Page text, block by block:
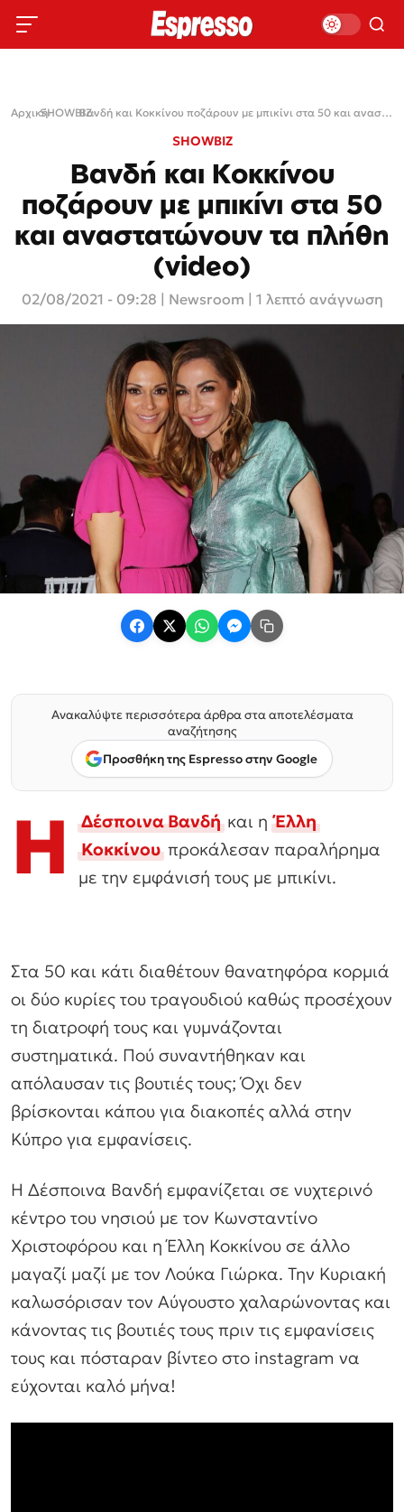
Αρχική›
SHOWBIZ› Βανδή και Κοκκίνου ποζάρουν με μπικίνι στα 50 και αναστατώνουν τα πλήθη (video)
SHOWBIZ
Βανδή και Κοκκίνου
ποζάρουν με μπικίνι στα 50
και αναστατώνουν τα πλήθη
(video)
02/08/2021 - 09:28 Newsroom | 1 λεπτό ανάγνωση
Ανακαλύψτε περισσότερα άρθρα στα αποτελέσματα
αναζήτησης
Προσθήκη της Espresso στην Google
Η Δέσποινα Βανδή και ηΈλλη
Κοκκίνουπροκάλεσαν παραλήρημα
με την εμφάνισή τους με μπικίνι.
Στα 50 και κάτι διαθέτουν θανατηφόρα κορμιά
οι δύο κυρίες του τραγουδιού καθώς προσέχουν
τη διατροφή τους και γυμνάζονται
συστηματικά. Πού συναντήθηκαν και
απόλαυσαν τις βουτιές τους; Όχι δεν
βρίσκονται κάπου για διακοπές αλλά στην
Κύπρο για εμφανίσεις.
Η Δέσποινα Βανδή εμφανίζεται σε νυχτερινό
κέντρο του νησιού με τον Κωνσταντίνο
Χριστοφόρου και η Έλλη Κοκκίνου σε άλλο
μαγαζί μαζί με τον Λούκα Γιώρκα. Την Κυριακή
καλωσόρισαν τον Αύγουστο χαλαρώνοντας και
κάνοντας τις βουτιές τους πριν τις εμφανίσεις
τους και πόσταραν βίντεο στο instagram να
εύχονται καλό μήνα!